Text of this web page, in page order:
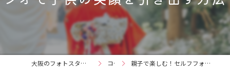
大阪のフォトスタジオなら写真スタジオShamoe コラム 親子で楽しむ！セルフフォトスタジオで子供の笑顔を引き出す方法